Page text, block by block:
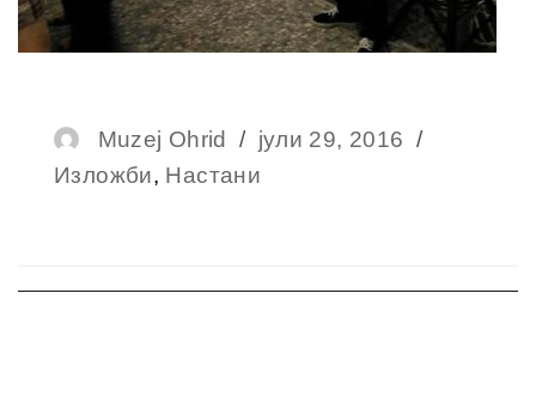
Author
Muzej Ohrid
Posted
on
јули 29, 2016
Изложби, Настани